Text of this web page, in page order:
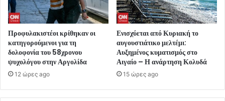
Προφυλακιστέοι κρίθηκαν οι
κατηγορούμενοι για τη
δολοφονία του 58χρονου
ψυχολόγου στην Αργολίδα
12 ώρες ago
Ενισχύεται από Κυριακή το
αυγουστιάτικο μελτέμι:
Αυξημένος κυματισμός στο
Αιγαίο – Η ανάρτηση Κολυδά
15 ώρες ago